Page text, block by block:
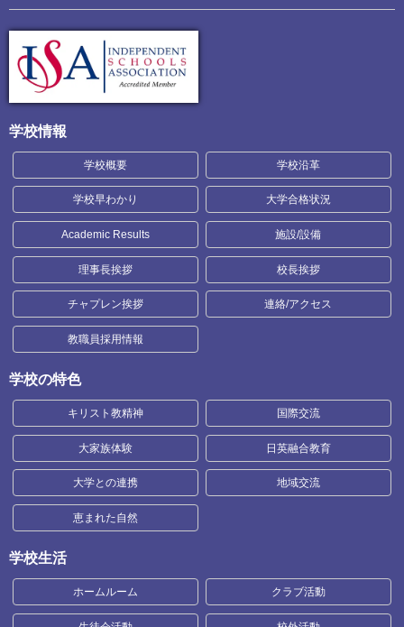
学校情報
学校概要 学校沿革
学校早わかり 大学合格状況
Academic Results 施設/設備
理事長挨拶 校長挨拶
チャプレン挨拶 連絡/アクセス
教職員採用情報
学校の特色
キリスト教精神 国際交流
大家族体験 日英融合教育
大学との連携 地域交流
恵まれた自然
学校生活
ホームルーム クラブ活動